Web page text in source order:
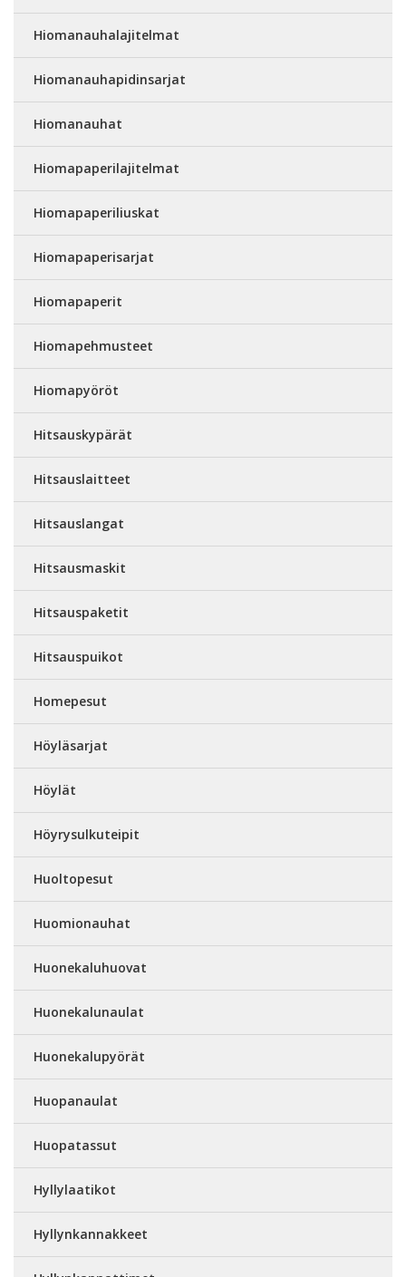
Hiomanauhalajitelmat
Hiomanauhapidinsarjat
Hiomanauhat
Hiomapaperilajitelmat
Hiomapaperiliuskat
Hiomapaperisarjat
Hiomapaperit
Hiomapehmusteet
Hiomapyöröt
Hitsauskypärät
Hitsauslaitteet
Hitsauslangat
Hitsausmaskit
Hitsauspaketit
Hitsauspuikot
Homepesut
Höyläsarjat
Höylät
Höyrysulkuteipit
Huoltopesut
Huomionauhat
Huonekaluhuovat
Huonekalunaulat
Huonekalupyörät
Huopanaulat
Huopatassut
Hyllylaatikot
Hyllynkannakkeet